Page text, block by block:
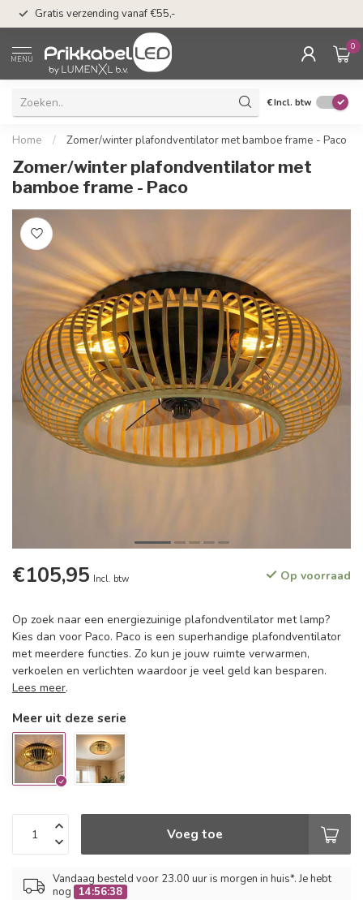
Gratis verzending vanaf €55,-
MENU
0
€Incl. btw
Home / Zomer/winter plafondventilator met bamboe frame - Paco
Zomer/winter plafondventilator met
bamboe frame - Paco
€105,95 Incl. btw Op voorraad
Op zoek naar een energiezuinige plafondventilator met lamp?
Kies dan voor Paco. Paco is een superhandige plafondventilator
met meerdere functies. Zo kun je jouw ruimte verwarmen,
verkoelen en verlichten waardoor je veel geld kan besparen.
Lees meer.
Meer uit deze serie
Voeg toe
Vandaag besteld voor 23.00 uur is morgen in huis*. Je hebt
nog
14:56:38